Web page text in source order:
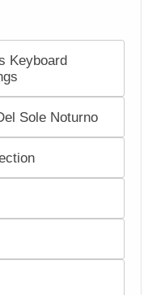
Keyboard
Sole Noturno